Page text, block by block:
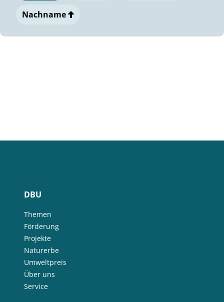
Nachname
DBU
Themen
Förderung
Projekte
Naturerbe
Umweltpreis
Über uns
Service